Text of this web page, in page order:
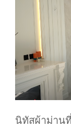
นิทัสผ้าม่าน